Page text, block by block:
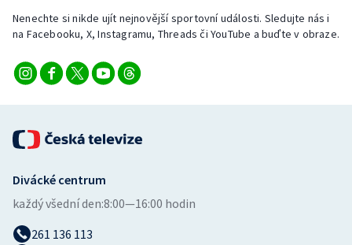
Nenechte si nikde ujít nejnovější sportovní události. Sledujte nás i
na Facebooku, X, Instagramu, Threads či YouTube a buďte v obraze.
Divácké centrum
každý všední den:8:00—16:00 hodin
261 136 113